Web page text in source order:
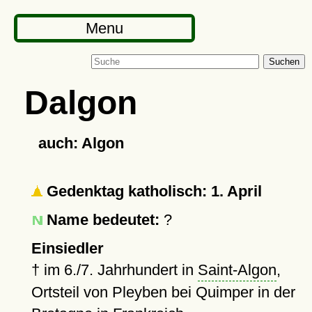
Menu
Suchen
Dalgon
auch: Algon
Gedenktag katholisch: 1. April
Name bedeutet: ?
Einsiedler
† im 6./7. Jahrhundert in Saint-Algon,
Ortsteil von Pleyben bei Quimper in der